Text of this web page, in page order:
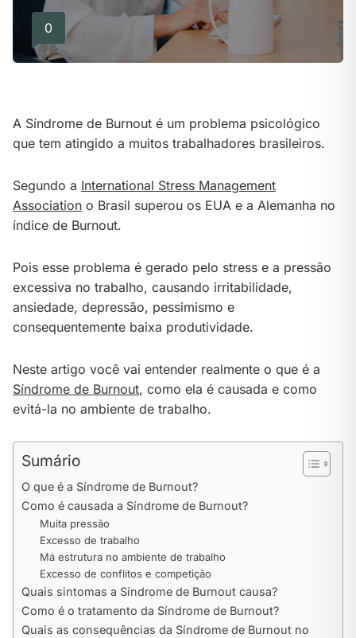
0
A Síndrome de Burnout é um problema psicológico
que tem atingido a muitos trabalhadores brasileiros.
Segundo a International Stress Management
Association o Brasil superou os EUA e a Alemanha no
índice de Burnout.
Pois esse problema é gerado pelo stress e a pressão
excessiva no trabalho, causando irritabilidade,
ansiedade, depressão, pessimismo e
consequentemente baixa produtividade.
Neste artigo você vai entender realmente o que é a
Síndrome de Burnout, como ela é causada e como
evitá-la no ambiente de trabalho.
Sumário
O que é a Síndrome de Burnout?
Como é causada a Síndrome de Burnout?
Muita pressão
Excesso de trabalho
Má estrutura no ambiente de trabalho
Excesso de conflitos e competição
Quais sintomas a Síndrome de Burnout causa?
Como é o tratamento da Síndrome de Burnout?
Quais as consequências da Síndrome de Burnout no